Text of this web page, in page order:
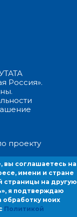
Россия».
проекту
соглашаетесь на
и стране домена
на другую и cookies.
вы соглашаетесь на
имени и стране
страницы на другую
я подтверждаю
обработку моих
Политикой